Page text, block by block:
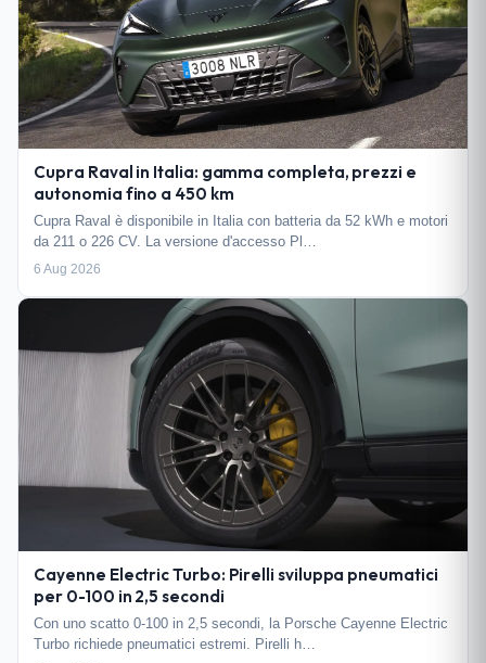
Cupra Raval in Italia: gamma completa, prezzi e
autonomia fino a 450 km
Cupra Raval è disponibile in Italia con batteria da 52 kWh e motori
da 211 o 226 CV. La versione d'accesso Pl…
6 Aug 2026
Cayenne Electric Turbo: Pirelli sviluppa pneumatici
per 0-100 in 2,5 secondi
Con uno scatto 0-100 in 2,5 secondi, la Porsche Cayenne Electric
Turbo richiede pneumatici estremi. Pirelli h…